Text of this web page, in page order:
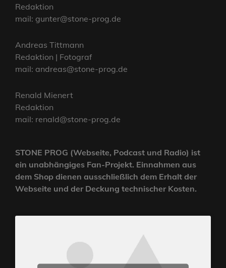
Redaktion
mail: gunter@stone-prog.de
Andreas Tittmann
Redaktion | Fotograf
mail: andreas@stone-prog.de
Renald Mienert
Redaktion
mail: renald@stone-prog.de
STONE PROG (Webseite, Podcast und Radio) ist
ein unabhängiges Fan-Projekt. Einnahmen aus
dem Shop dienen ausschließlich dem Erhalt der
Webseite und der Deckung technischer Kosten.